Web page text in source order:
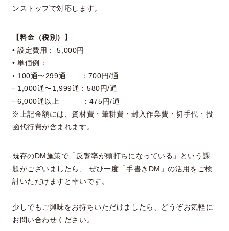
ンストップで対応します。
【料金（税別）】
• 設定費用： 5,000円
• 単価例：
◦ 100通〜299通 ：700円/通
◦ 1,000通〜1,999通：580円/通
◦ 6,000通以上 ：475円/通
※上記金額には、資材費・筆耕費・封入作業費・切手代・投
函代行費が含まれます。
既存のDM施策で「反響率が頭打ちになっている」という課
題がございましたら、 ぜひ一度「手書きDM」の活用をご検
討いただけますと幸いです。
少しでもご興味をお持ちいただけましたら、どうぞお気軽に
お問い合わせください。